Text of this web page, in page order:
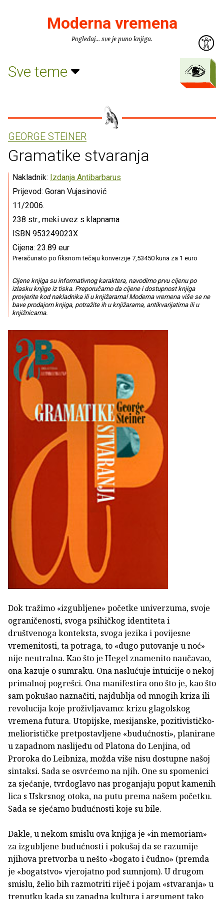
Moderna vremena
Pogledaj... sve je puno knjiga.
Sve teme
GEORGE STEINER
Gramatike stvaranja
Nakladnik: Izdanja Antibarbarus
Prijevod: Goran Vujasinović
11/2006.
238 str., meki uvez s klapnama
ISBN 953249023X
Cijena: 23.89 eur
Preračunato po fiksnom tečaju konverzije 7,53450 kuna za 1 euro
Cijene knjiga su informativnog karaktera, navodimo prvu cijenu po
izlasku knjige iz tiska. Preporučamo da cijene i dostupnost knjiga
provjerite kod nakladnika ili u knjižarama! Moderna vremena više se ne
bave prodajom knjiga, potražite ih u knjižarama, antikvarijatima ili u
knjižnicama.
Dok tražimo «izgubljene» početke univerzuma, svoje
ograničenosti, svoga psihičkog identiteta i
društvenoga konteksta, svoga jezika i povijesne
vremenitosti, ta potraga, to «dugo putovanje u noć»
nije neutralna. Kao što je Hegel znamenito naučavao,
ona kazuje o sumraku. Ona naslućuje intuicije o nekoj
primalnoj pogrešci. Ona manifestira ono što je, kao što
sam pokušao naznačiti, najdublja od mnogih kriza ili
revolucija koje proživljavamo: krizu glagolskog
vremena futura. Utopijske, mesijanske, pozitivističko-
meliorističke pretpostavljene «budućnosti», planirane
u zapadnom naslijeđu od Platona do Lenjina, od
Proroka do Leibniza, možda više nisu dostupne našoj
sintaksi. Sada se osvrćemo na njih. One su spomenici
za sjećanje, tvrdoglavo nas proganjaju poput kamenih
lica s Uskrsnog otoka, na putu prema našem početku.
Sada se sjećamo budućnosti koje su bile.
Dakle, u nekom smislu ova knjiga je «in memoriam»
za izgubljene budućnosti i pokušaj da se razumije
njihova pretvorba u nešto «bogato i čudno» (premda
je «bogatstvo» vjerojatno pod sumnjom). U drugom
smislu, želio bih razmotriti riječ i pojam «stvaranja» u
trenutku kada su zapadna kultura i argument tako